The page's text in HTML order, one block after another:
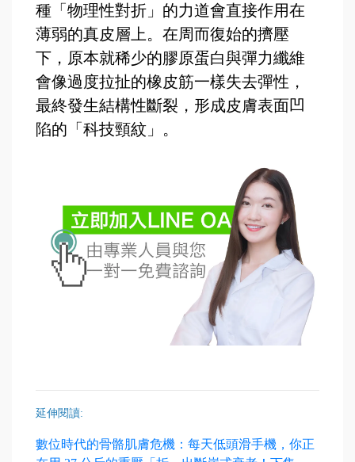
種「物理性對折」的力道會直接作用在
薄弱的真皮層上。在周而復始的擠壓
下，原本就稀少的膠原蛋白與彈力纖維
會像過度拉扯的橡皮筋一樣失去彈性，
最終發生結構性斷裂， 形成皮膚表面凹
陷的「科技頸紋」。
延伸閱讀:
數位時代的骨骼肌膚危機：每天低頭滑手機，你正